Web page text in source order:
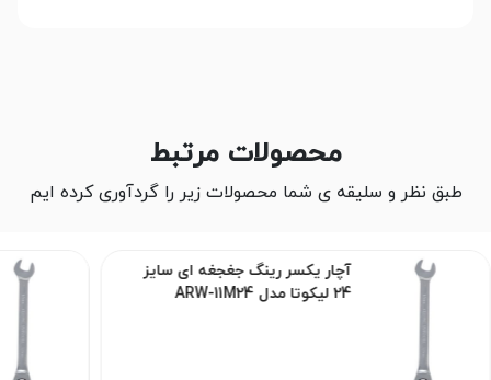
محصولات مرتبط
طبق نظر و سلیقه ی شما محصولات زیر را گردآوری کرده ایم
آچار یکسر رینگ جغجغه ای سایز
24 لیکوتا مدل ARW-11M24